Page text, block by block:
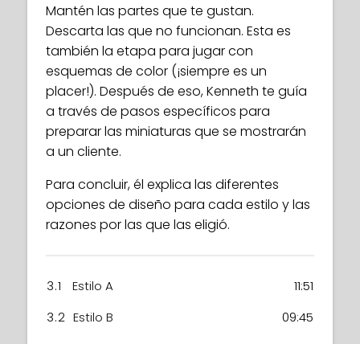
Mantén las partes que te gustan.
Descarta las que no funcionan. Esta es
también la etapa para jugar con
esquemas de color (¡siempre es un
placer!). Después de eso, Kenneth te guía
a través de pasos específicos para
preparar las miniaturas que se mostrarán
a un cliente.
Para concluir, él explica las diferentes
opciones de diseño para cada estilo y las
razones por las que las eligió.
3.1 Estilo A
11:51
3.2 Estilo B
09:45